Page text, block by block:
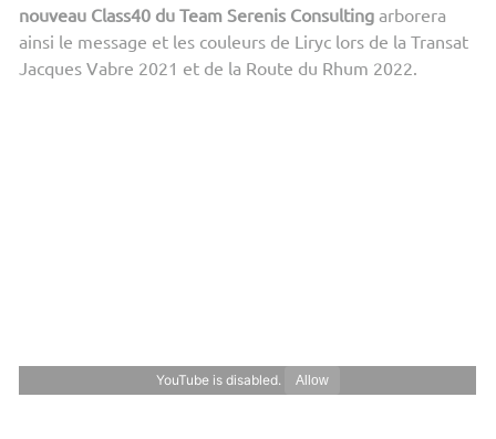
nouveau Class40 du Team Serenis Consulting arborera
ainsi le message et les couleurs de Liryc lors de la Transat
Jacques Vabre 2021 et de la Route du Rhum 2022.
YouTube is disabled. Allow